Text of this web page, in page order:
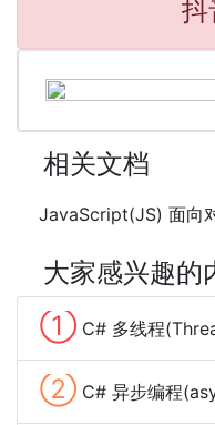
抖
相关文档
JavaScript(JS) 面向
大家感兴趣的
① C# 多线程
② C# 异步编程